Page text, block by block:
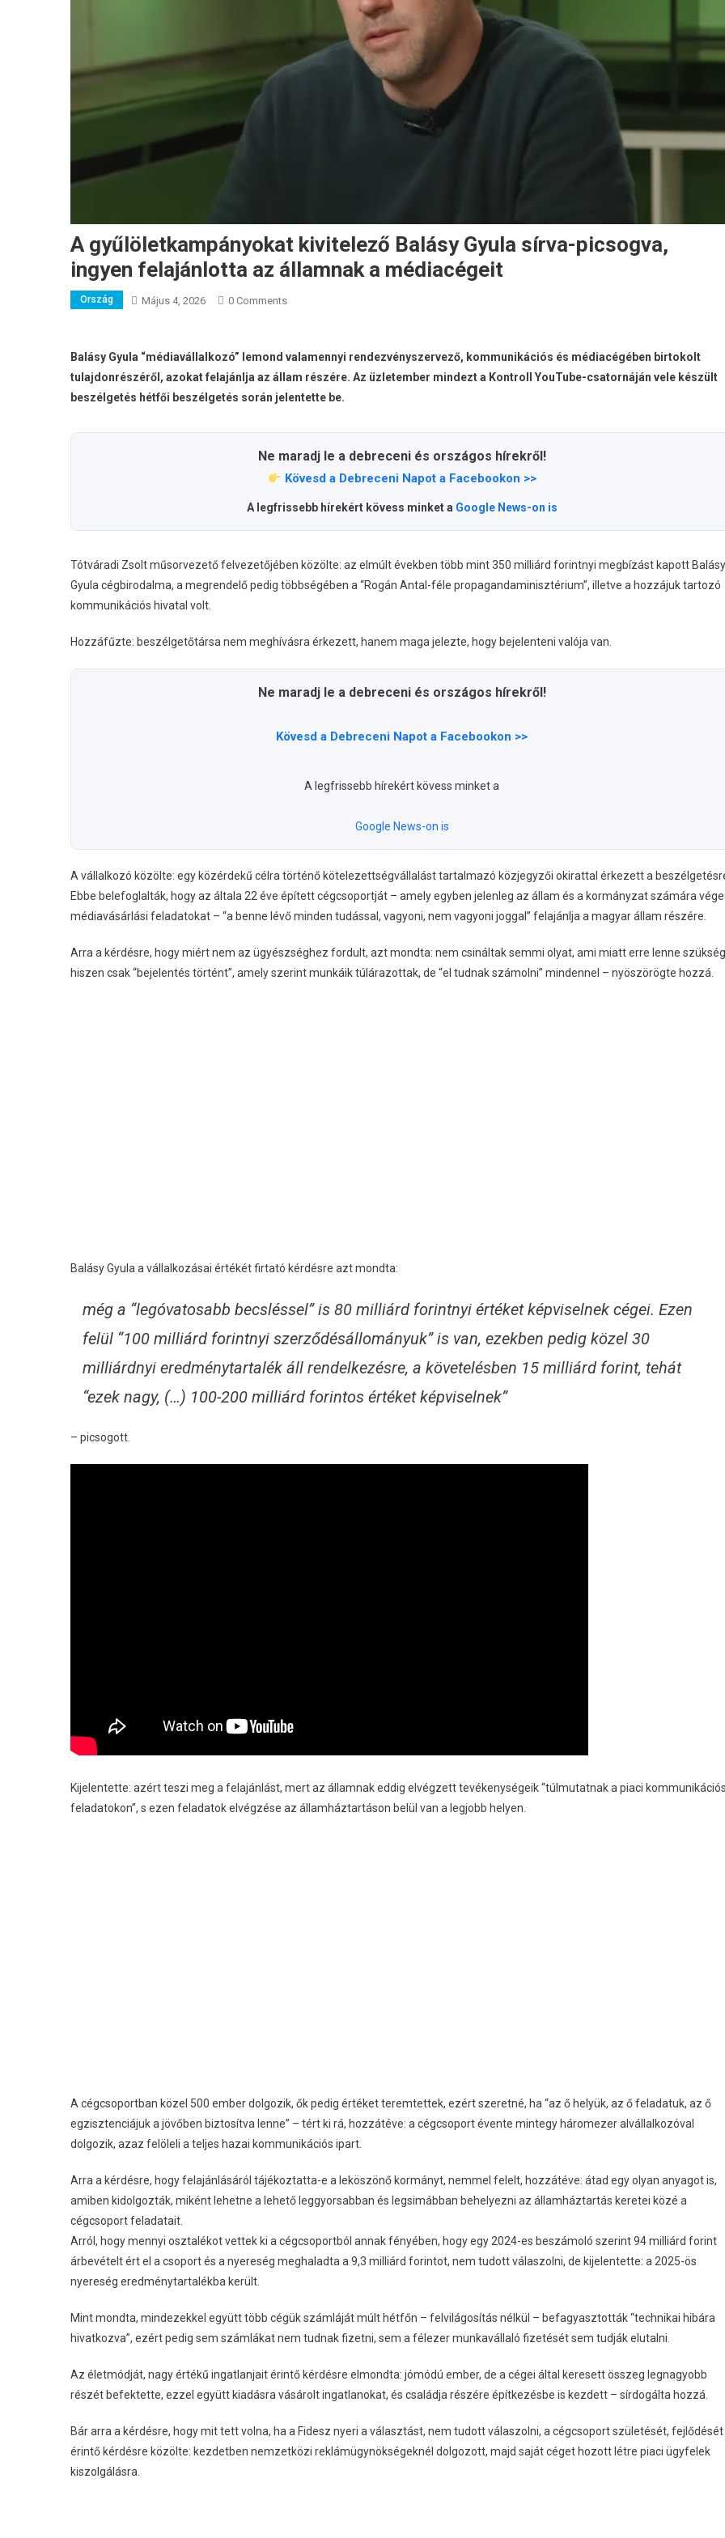
A gyűlöletkampányokat kivitelező Balásy Gyula sírva-picsogva,
ingyen felajánlotta az államnak a médiacégeit
Ország Május 4, 2026 0 Comments
Balásy Gyula “médiavállalkozó” lemond valamennyi rendezvényszervező, kommunikációs és médiacégében birtokolt
tulajdonrészéről, azokat felajánlja az állam részére. Az üzletember mindezt a Kontroll YouTube-csatornáján vele készült
beszélgetés hétfői beszélgetés során jelentette be.
Ne maradj le a debreceni és országos hírekről!
Kövesd a Debreceni Napot a Facebookon >>
A legfrissebb hírekért kövess minket a Google News-on is
Tótváradi Zsolt műsorvezető felvezetőjében közölte: az elmúlt években több mint 350 milliárd forintnyi megbízást kapott Balásy
Gyula cégbirodalma, a megrendelő pedig többségében a “Rogán Antal-féle propagandaminisztérium”, illetve a hozzájuk tartozó
kommunikációs hivatal volt.
Hozzáfűzte: beszélgetőtársa nem meghívásra érkezett, hanem maga jelezte, hogy bejelenteni valója van.
Ne maradj le a debreceni és országos hírekről!
Kövesd a Debreceni Napot a Facebookon >>
A legfrissebb hírekért kövess minket a
Google News-on is
A vállalkozó közölte: egy közérdekű célra történő kötelezettségvállalást tartalmazó közjegyzői okirattal érkezett a
Ebbe belefoglalták, hogy az általa 22 éve épített cégcsoportját – amely egyben jelenleg az állam és a kormányzat számára
médiavásárlási feladatokat – “a benne lévő minden tudással, vagyoni, nem vagyoni joggal” felajánlja a magyar állam részére.
Arra a kérdésre, hogy miért nem az ügyészséghez fordult, azt mondta: nem csináltak semmi olyat, ami miatt erre lenne
hiszen csak “bejelentés történt”, amely szerint munkáik túlárazottak, de “el tudnak számolni” mindennel – nyöszörögte hozzá.
Balásy Gyula a vállalkozásai értékét firtató kérdésre azt mondta:
még a “legóvatosabb becsléssel” is 80 milliárd forintnyi értéket képviselnek cégei. Ezen
felül “100 milliárd forintnyi szerződésállományuk” is van, ezekben pedig közel 30
milliárdnyi eredménytartalék áll rendelkezésre, a követelésben 15 milliárd forint, tehát
“ezek nagy, (…) 100-200 milliárd forintos értéket képviselnek”
– picsogott.
Kijelentette: azért teszi meg a felajánlást, mert az államnak eddig elvégzett tevékenységeik “túlmutatnak a piaci
feladatokon”, s ezen feladatok elvégzése az államháztartáson belül van a legjobb helyen.
A cégcsoportban közel 500 ember dolgozik, ők pedig értéket teremtettek, ezért szeretné, ha “az ő helyük, az ő feladatuk, az ő
egzisztenciájuk a jövőben biztosítva lenne” – tért ki rá, hozzátéve: a cégcsoport évente mintegy háromezer alvállalkozóval
dolgozik, azaz felöleli a teljes hazai kommunikációs ipart.
Arra a kérdésre, hogy felajánlásáról tájékoztatta-e a leköszönő kormányt, nemmel felelt, hozzátéve: átad egy olyan anyagot is,
amiben kidolgozták, miként lehetne a lehető leggyorsabban és legsimábban behelyezni az államháztartás keretei közé a
cégcsoport feladatait.
Arról, hogy mennyi osztalékot vettek ki a cégcsoportból annak fényében, hogy egy 2024-es beszámoló szerint 94 milliárd forint
árbevételt ért el a csoport és a nyereség meghaladta a 9,3 milliárd forintot, nem tudott válaszolni, de kijelentette: a 2025-ös
nyereség eredménytartalékba került.
Mint mondta, mindezekkel együtt több cégük számláját múlt hétfőn – felvilágosítás nélkül – befagyasztották “technikai hibára
hivatkozva”, ezért pedig sem számlákat nem tudnak fizetni, sem a félezer munkavállaló fizetését sem tudják elutalni.
Az életmódját, nagy értékű ingatlanjait érintő kérdésre elmondta: jómódú ember, de a cégei által keresett összeg legnagyobb
részét befektette, ezzel együtt kiadásra vásárolt ingatlanokat, és családja részére építkezésbe is kezdett – sírdogálta hozzá.
Bár arra a kérdésre, hogy mit tett volna, ha a Fidesz nyeri a választást, nem tudott válaszolni, a cégcsoport születését, fejlődését
érintő kérdésre közölte: kezdetben nemzetközi reklámügynökségeknél dolgozott, majd saját céget hozott létre piaci ügyfelek
kiszolgálásra.